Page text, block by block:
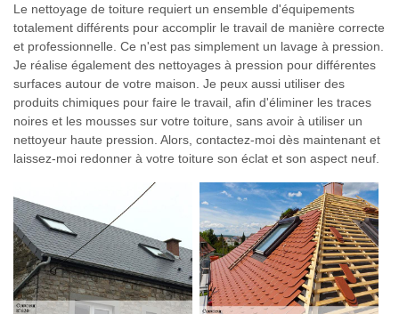
Le nettoyage de toiture requiert un ensemble d'équipements
totalement différents pour accomplir le travail de manière correcte
et professionnelle. Ce n'est pas simplement un lavage à pression.
Je réalise également des nettoyages à pression pour différentes
surfaces autour de votre maison. Je peux aussi utiliser des
produits chimiques pour faire le travail, afin d'éliminer les traces
noires et les mousses sur votre toiture, sans avoir à utiliser un
nettoyeur haute pression. Alors, contactez-moi dès maintenant et
laissez-moi redonner à votre toiture son éclat et son aspect neuf.